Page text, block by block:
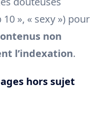
», « sexy ») pour
non
l’indexation.
hors sujet